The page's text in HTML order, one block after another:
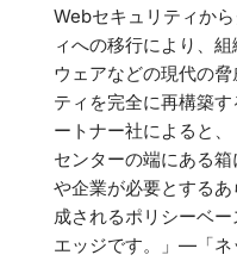
Webセキュリティか
ィへの移行により、
ウェアなどの現代の
ティを完全に再構築
ートナー社によると
センターの端にある
や企業が必要とする
成されるポリシーベ
エッジです。」—「ネ